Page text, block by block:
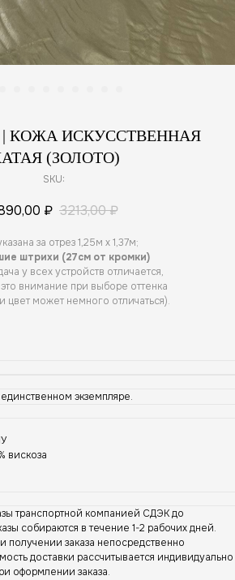
| КОЖА ИСКУССТВЕННАЯ
(ЗОЛОТО)
SKU:
₽ 3213,00₽
за отрез 1,25м х 1,37м;
штрихи (27см от кромки)
у всех устройств отличается,
внимание при выборе оттенка
цвет может немного отличаться).
экземпляре.
вискоза
транспортной компанией СДЭК до
собираются в течение 1-2 рабочих дней.
получении заказа непосредственно
доставки рассчитывается индивидуально
оформлении заказа.